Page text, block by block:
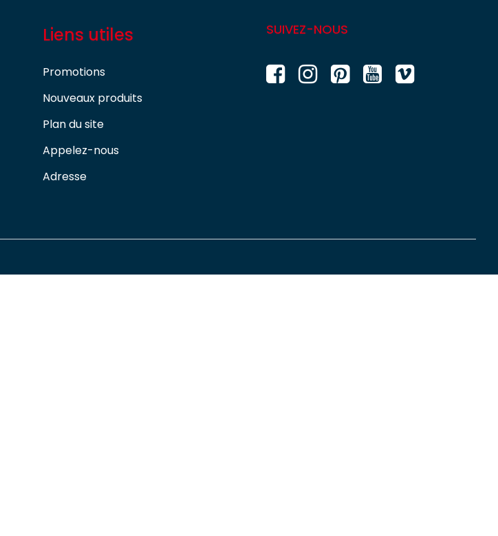
Liens utiles
Promotions
Nouveaux produits
Plan du site
Appelez-nous
Adresse
SUIVEZ-NOUS